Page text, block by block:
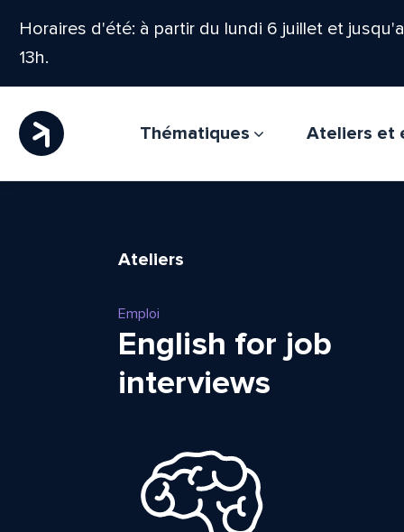
Horaires d'été: à partir du lundi 6 juillet et
13h.
Thématiques Ateliers et
Ateliers
Emploi
English for job
interviews